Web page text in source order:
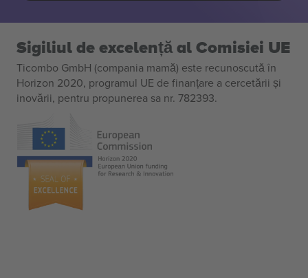
Sigiliul de excelență al Comisiei UE
Ticombo GmbH (compania mamă) este recunoscută în
Horizon 2020, programul UE de finanțare a cercetării și
inovării, pentru propunerea sa nr. 782393.